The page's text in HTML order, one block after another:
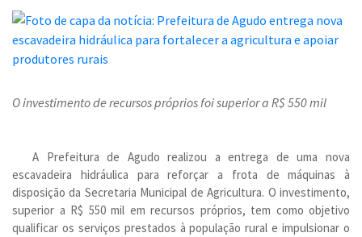
O investimento de recursos próprios foi superior a R$ 550 mil
A Prefeitura de Agudo realizou a entrega de uma nova
escavadeira hidráulica para reforçar a frota de máquinas à
disposição da Secretaria Municipal de Agricultura. O investimento,
superior a R$ 550 mil em recursos próprios, tem como objetivo
qualificar os serviços prestados à população rural e impulsionar o